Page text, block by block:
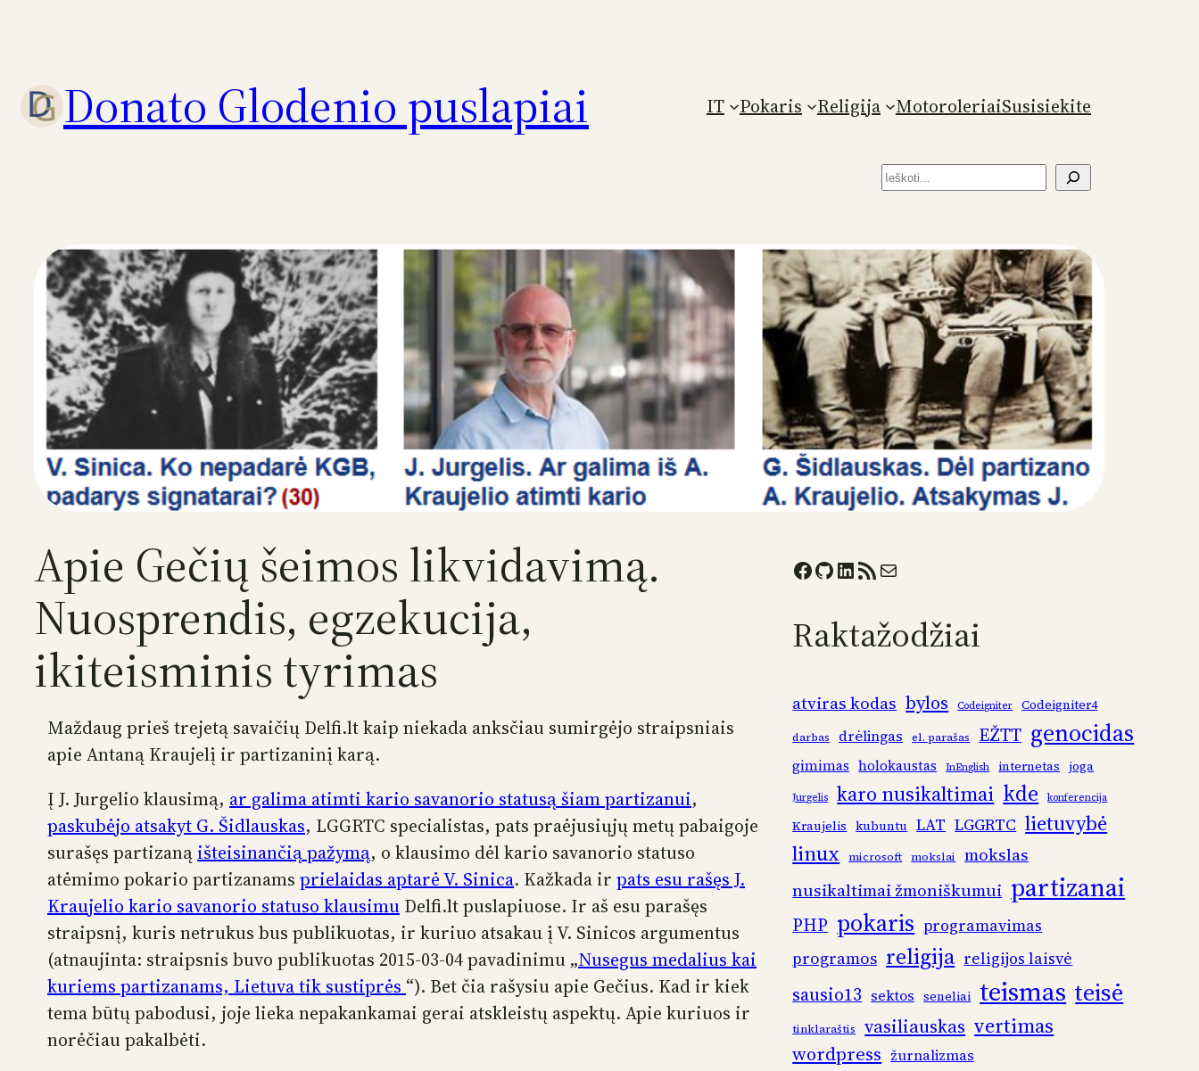
Donato Glodenio puslapiai IT Pokaris Religija MotoroleriaiSusisiekite
Paieška
Apie Gečių šeimos likvidavimą.
Nuosprendis, egzekucija,
ikiteisminis tyrimas
Maždaug prieš trejetą savaičių Delfi.lt kaip niekada anksčiau sumirgėjo straipsniais
apie Antaną Kraujelį ir partizaninį karą.
Į J. Jurgelio klausimą, ar galima atimti kario savanorio statusą šiam partizanui,
paskubėjo atsakyt G. Šidlauskas, LGGRTC specialistas, pats praėjusiųjų metų pabaigoje
surašęs partizaną išteisinančią pažymą, o klausimo dėl kario savanorio statuso
atėmimo pokario partizanams prielaidas aptarė V. Sinica. Kažkada ir pats esu rašęs J.
Kraujelio kario savanorio statuso klausimu Delfi.lt puslapiuose. Ir aš esu parašęs
straipsnį, kuris netrukus bus publikuotas, ir kuriuo atsakau į V. Sinicos argumentus
(atnaujinta: straipsnis buvo publikuotas 2015-03-04 pavadinimu „Nusegus medalius kai
kuriems partizanams, Lietuva tik sustiprės “). Bet čia rašysiu apie Gečius. Kad ir kiek
tema būtų pabodusi, joje lieka nepakankamai gerai atskleistų aspektų. Apie kuriuos ir
norėčiau pakalbėti.
Facebook GitHub LinkedIn RSS Feed Mail
Raktažodžiai
atviras kodas bylos Codeigniter Codeigniter4
darbas drėlingas el. parašas EŽTT genocidas
gimimas holokaustas InEnglish internetas joga
Jurgelis karo nusikaltimai kde konferencija
Kraujelis kubuntu LAT LGGRTC lietuvybė
linux microsoft mokslai
mokslas
nusikaltimai žmoniškumui partizanai
PHP pokaris programavimas
programos religija religijos laisvė
sausio13 sektos seneliai teismas teisė
tinklaraštis vasiliauskas vertimas
wordpress žurnalizmas